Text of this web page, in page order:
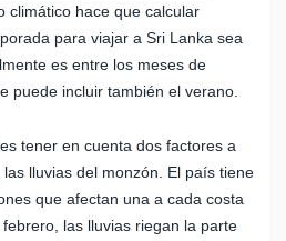
climático hace que calcular
para viajar a Sri Lanka sea
es entre los meses de
puede incluir también el verano.
tener en cuenta dos factores a
lluvias del monzón. El país tiene
que afectan una a cada costa
las lluvias riegan la parte